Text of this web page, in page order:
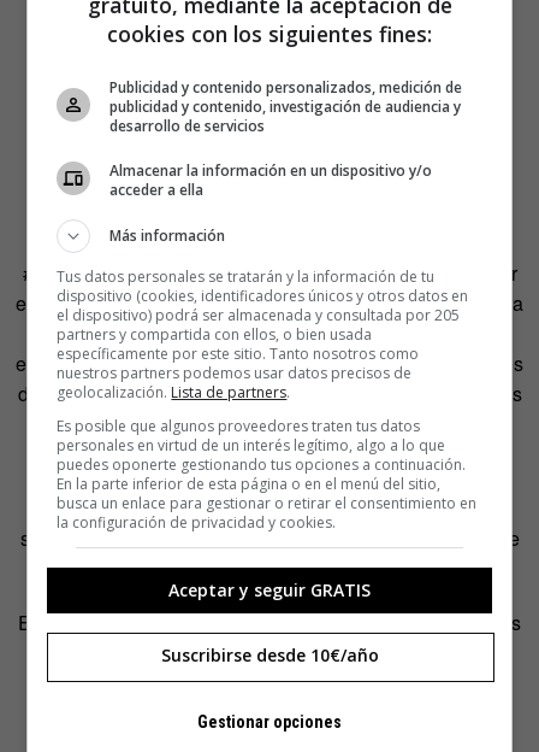
«Solo conozco dos males reales en la vida: el
remordimiento y la enfermedad»
Guerra y pazparece tener un poder terapéutico. En
#TolstoyTogether dicen que no hay libro que encaje mejor
en tiempos de pandemia. Que es una historia fabulosa para
ver cómo reaccionan las personas ante lo cotidiano y lo
extraordinario. Que viene bien para poner orden en tiempos
desorientados. Que se sienten reflejados en las emociones
de los personajes: en esa montaña rusa que es un
desmadre de subir y bajar.
Hay quien dice que pegarse este maratón de lectura lo
salva de meterse un maratón de series. Y quien se libra de
arruinar sus días enfangado en telebasura.
En Guerra y pazven un alivio. Podría parecer que aquellas
batallas y salones de té quedaron lejos pero en muchas
páginas, los lectores de hoy ven espejos. Como estas
palabras quePierredijo a Natasha:
cookies con los siguientes fines:
Publicidad y contenido personalizados, medición de
publicidad y contenido, investigación de audiencia y
desarrollo de servicios
Almacenar la información en un dispositivo y/o
acceder a ella
Más información
Tus datos personales se tratarán y la información de tu
dispositivo (cookies, identificadores únicos y otros datos en
el dispositivo) podrá ser almacenada y consultada por 205
partners y compartida con ellos, o bien usada
específicamente por este sitio. Tanto nosotros como
nuestros partners podemos usar datos precisos de
geolocalización. Lista de partners.
Es posible que algunos proveedores traten tus datos
personales en virtud de un interés legítimo, algo a lo que
puedes oponerte gestionando tus opciones a continuación.
En la parte inferior de esta página o en el menú del sitio,
busca un enlace para gestionar o retirar el consentimiento en
la configuración de privacidad y cookies.
Aceptar y seguir GRATIS
Suscribirse desde 10€/año
Gestionar opciones